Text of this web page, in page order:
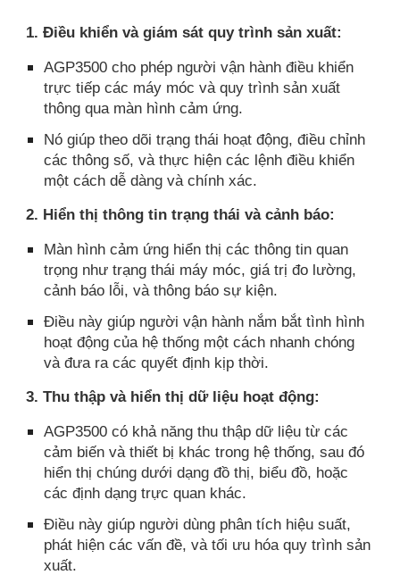
1. Điều khiển và giám sát quy trình sản xuất:
AGP3500 cho phép người vận hành điều khiển
trực tiếp các máy móc và quy trình sản xuất
thông qua màn hình cảm ứng.
Nó giúp theo dõi trạng thái hoạt động, điều chỉnh
các thông số, và thực hiện các lệnh điều khiển
một cách dễ dàng và chính xác.
2. Hiển thị thông tin trạng thái và cảnh báo:
Màn hình cảm ứng hiển thị các thông tin quan
trọng như trạng thái máy móc, giá trị đo lường,
cảnh báo lỗi, và thông báo sự kiện.
Điều này giúp người vận hành nắm bắt tình hình
hoạt động của hệ thống một cách nhanh chóng
và đưa ra các quyết định kịp thời.
3. Thu thập và hiển thị dữ liệu hoạt động:
AGP3500 có khả năng thu thập dữ liệu từ các
cảm biến và thiết bị khác trong hệ thống, sau đó
hiển thị chúng dưới dạng đồ thị, biểu đồ, hoặc
các định dạng trực quan khác.
Điều này giúp người dùng phân tích hiệu suất,
phát hiện các vấn đề, và tối ưu hóa quy trình sản
xuất.